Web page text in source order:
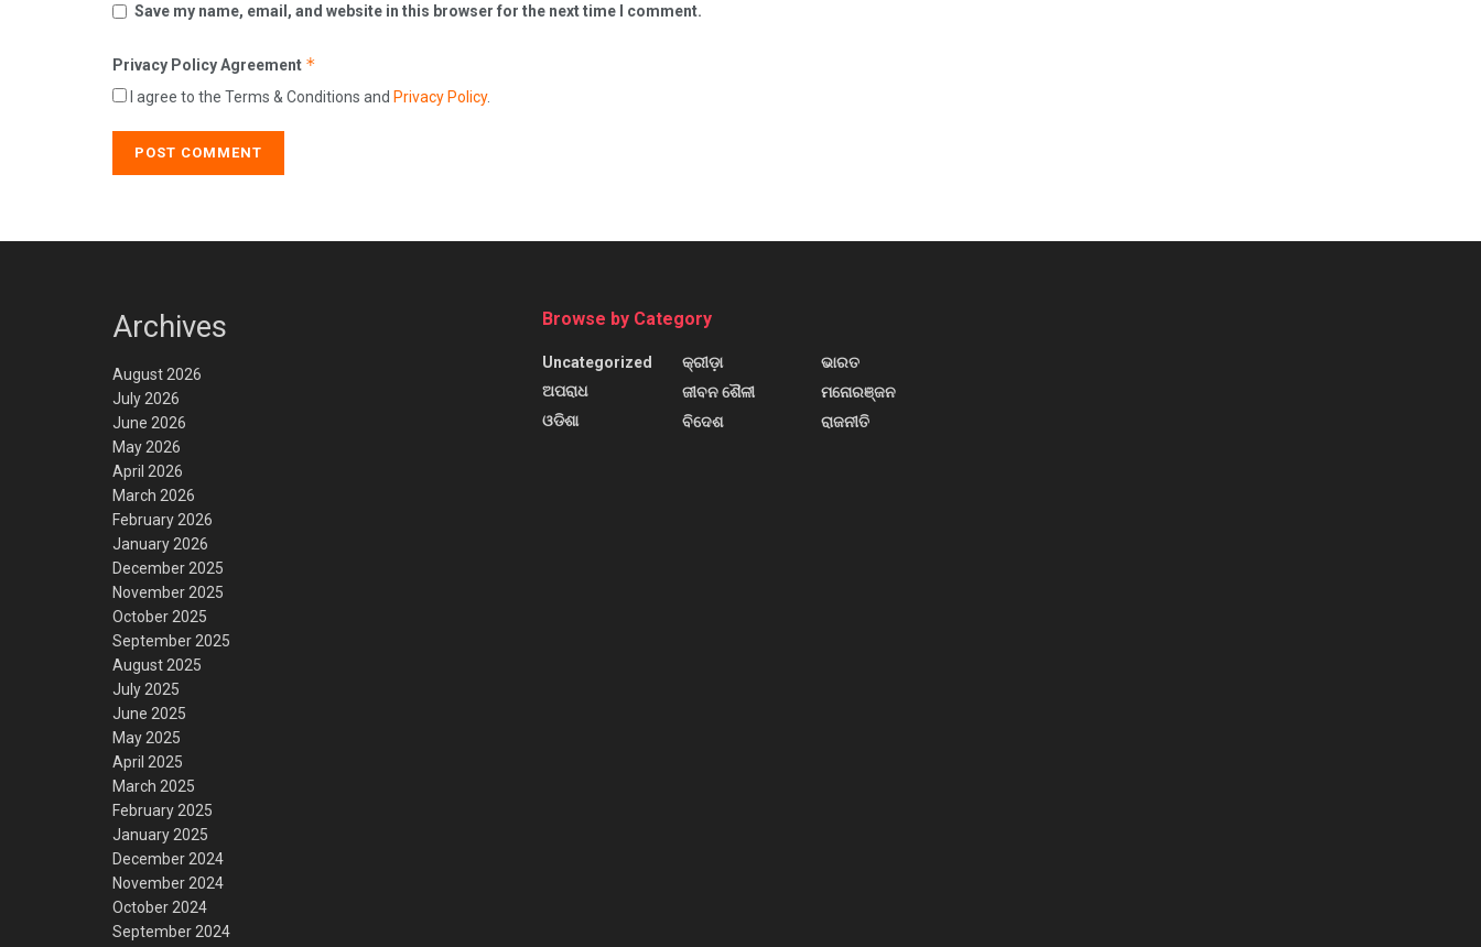
Save my name, email, and website in this browser for the next time I comment.
Privacy Policy Agreement *
I agree to the Terms & Conditions and Privacy Policy.
Archives
August 2026
July 2026
June 2026
May 2026
April 2026
March 2026
February 2026
January 2026
December 2025
November 2025
October 2025
September 2025
August 2025
July 2025
June 2025
May 2025
April 2025
March 2025
February 2025
January 2025
December 2024
November 2024
October 2024
September 2024
Browse by Category
Uncategorized
ଅପରାଧ
ଓଡିଶା
କ୍ରୀଡ଼ା
ଜୀବନ ଶୈଳୀ
ବିଦେଶ
ଭାରତ
ମନୋରଞ୍ଜନ
ରାଜନୀତି